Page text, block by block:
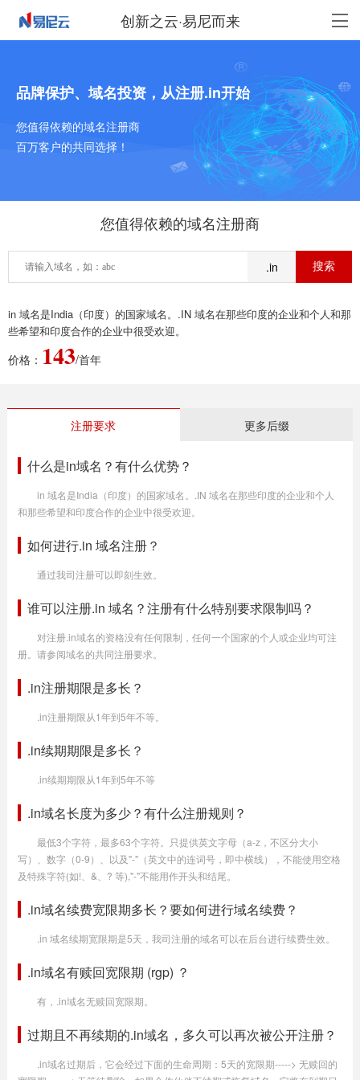
创新之云·易尼而来
品牌保护、域名投资，从注册.in开始
您值得依赖的域名注册商
百万客户的共同选择！
您值得依赖的域名注册商
.in
in 域名是India（印度）的国家域名。.IN 域名在那些印度的企业和个人和那
些希望和印度合作的企业中很受欢迎。
价格： 143/首年
注册要求 更多后缀
什么是in域名？有什么优势？
in 域名是India（印度）的国家域名。.IN 域名在那些印度的企业和个人
和那些希望和印度合作的企业中很受欢迎。
如何进行.in 域名注册？
通过我司注册可以即刻生效。
谁可以注册.in 域名？注册有什么特别要求限制吗？
对注册.in域名的资格没有任何限制，任何一个国家的个人或企业均可注
册。请参阅域名的共同注册要求。
.in注册期限是多长？
.in注册期限从1年到5年不等。
.in续期期限是多长？
.in续期期限从1年到5年不等
.in域名长度为多少？有什么注册规则？
最低3个字符，最多63个字符。只提供英文字母（a-z，不区分大小
写）、数字（0-9）、以及"-"（英文中的连词号，即中横线），不能使用空格
及特殊字符(如!、&、? 等),"-"不能用作开头和结尾。
.in域名续费宽限期多长？要如何进行域名续费？
.in 域名续期宽限期是5天，我司注册的域名可以在后台进行续费生效。
.in域名有赎回宽限期 (rgp) ？
有，.in域名无赎回宽限期。
过期且不再续期的.in域名，多久可以再次被公开注册？
.in域名过期后，它会经过下面的生命周期：5天的宽限期-----> 无赎回的